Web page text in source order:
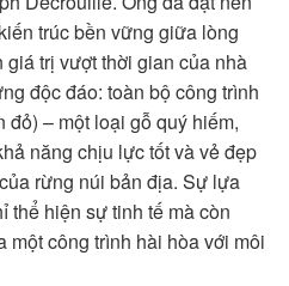
trúc bền vững giữa lòng
trị vượt thời gian của nhà
độc đáo: toàn bộ công trình
– một loại gỗ quý hiếm,
năng chịu lực tốt và vẻ đẹp
rừng núi bản địa. Sự lựa
thể hiện sự tinh tế mà còn
một công trình hài hòa với môi